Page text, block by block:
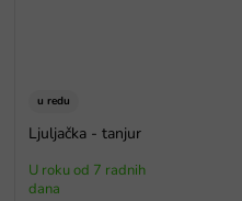
u redu
Ljuljačka - tanjur
U roku od 7 radnih
dana